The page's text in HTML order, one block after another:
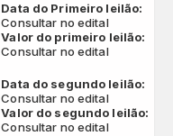
Data do Primeiro leilão:
Consultar no edital
Valor do primeiro leilão:
Consultar no edital
Data do segundo leilão:
Consultar no edital
Valor do segundo leilão:
Consultar no edital